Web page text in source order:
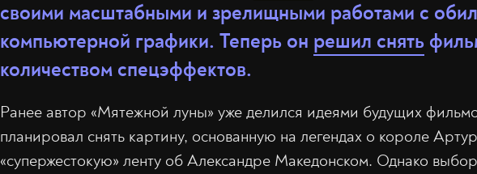
своими масштабными и зрелищными работами с
компьютерной графики. Теперь он решил снять
количеством спецэффектов.
Ранее автор «Мятежной луны» уже делился идеями будущих
планировал снять картину, основанную на легендах о короле
«супержестокую» ленту об Александре Македонском. Однако